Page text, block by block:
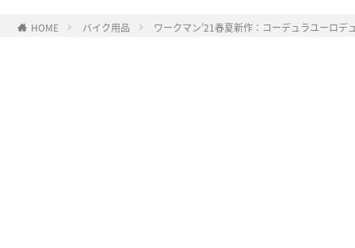
HOME バイク用品 ワークマン’21春夏新作：コーデュラユーロ